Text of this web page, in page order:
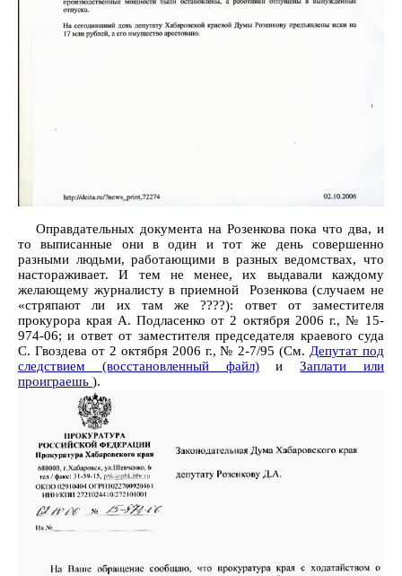
Оправдательных документа на Розенкова пока что два, и
то выписанные они в один и тот же день совершенно
разными людьми, работающими в разных ведомствах, что
настораживает. И тем не менее, их выдавали каждому
желающему журналисту в приемной Розенкова (случаем не
«стряпают ли их там же ????): ответ от заместителя
прокурора края А. Подласенко от 2 октября 2006 г., № 15-
974-06; и ответ от заместителя председателя краевого суда
С. Гвоздева от 2 октября 2006 г., № 2-7/95 (См. Депутат под
следствием (восстановленный файл)иЗаплати или
проиграешь ).